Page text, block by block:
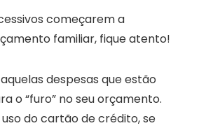
começarem a
familiar, fique atento!
despesas que estão
o “furo” no seu orçamento.
do cartão de crédito, se